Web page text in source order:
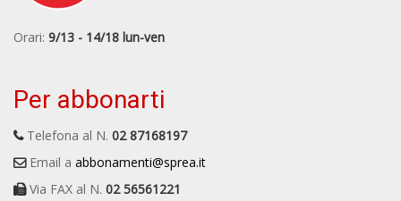
Orari: 9/13 - 14/18 lun-ven
Per abbonarti
Telefona al N. 02 87168197
Email a abbonamenti@sprea.it
Via FAX al N. 02 56561221